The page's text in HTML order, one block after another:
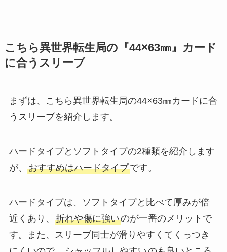
こちら異世界転生局の『44×63㎜』カード
に合うスリーブ
まずは、こちら異世界転生局の44×63㎜カードに合
うスリーブを紹介します。
ハードタイプとソフトタイプの2種類を紹介します
が、 おすすめはハードタイプです。
ハードタイプは、ソフトタイプと比べて厚みが倍
近くあり、 折れや傷に強いのが一番のメリットで
す。また、スリーブ同士が滑りやすくてくっつき